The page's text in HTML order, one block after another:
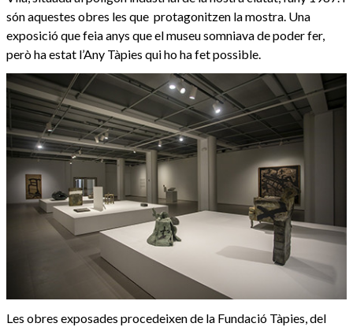
són aquestes obres les que protagonitzen la mostra. Una
exposició que feia anys que el museu somniava de poder fer,
però ha estat l’Any Tàpies qui ho ha fet possible.
Les obres exposades procedeixen de la Fundació Tàpies, del